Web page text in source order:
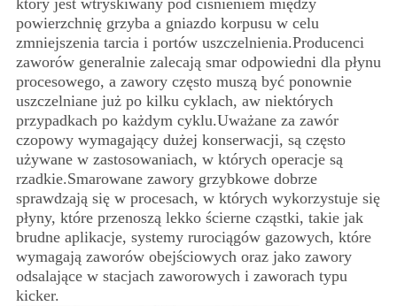
który jest wtryskiwany pod ciśnieniem między
powierzchnię grzyba a gniazdo korpusu w celu
zmniejszenia tarcia i portów uszczelnienia.Producenci
zaworów generalnie zalecają smar odpowiedni dla płynu
procesowego, a zawory często muszą być ponownie
uszczelniane już po kilku cyklach, aw niektórych
przypadkach po każdym cyklu.Uważane za zawór
czopowy wymagający dużej konserwacji, są często
używane w zastosowaniach, w których operacje są
rzadkie.Smarowane zawory grzybkowe dobrze
sprawdzają się w procesach, w których wykorzystuje się
płyny, które przenoszą lekko ścierne cząstki, takie jak
brudne aplikacje, systemy rurociągów gazowych, które
wymagają zaworów obejściowych oraz jako zawory
odsalające w stacjach zaworowych i zaworach typu
kicker.